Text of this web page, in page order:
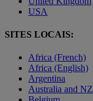
USA
SITES LOCAIS:
Africa (French)
Africa (English)
Argentina
Australia and NZ